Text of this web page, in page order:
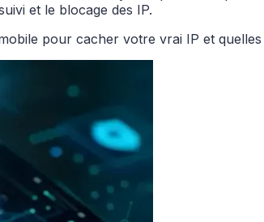
et le blocage des IP.
pour cacher votre vrai IP et